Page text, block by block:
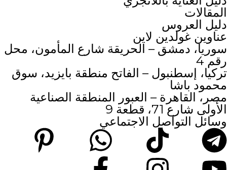
المقالات
دليل العروس
عناوين غولدين لاين
سوريا، دمشق – الحريقة شارع المأمون، محل
رقم 4
تركيا، إسطنبول – الفاتح منطقة بايزيد، سوق
محمود باشا
مصر، القاهرة – العبور المنطقة الصناعية
الأولى شارع 71، قطعة 9
وسائل التواصل الاجتماعي